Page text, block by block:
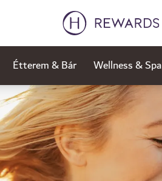
Étterem & Bár Wellness & Spa